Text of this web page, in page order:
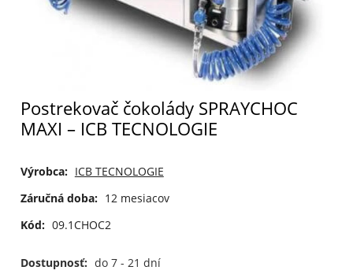
Postrekovač čokolády SPRAYCHOC
MAXI – ICB TECNOLOGIE
Výrobca: ICB TECNOLOGIE
Záručná doba: 12 mesiacov
Kód: 09.1CHOC2
Dostupnosť: do 7 - 21 dní